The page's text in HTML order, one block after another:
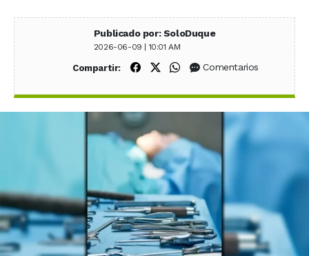
Publicado por: SoloDuque
2026-06-09 | 10:01 AM
Compartir: Compartir en Facebook
Compartir en X (Twitter)
Compartir en WhatsApp
Comentarios